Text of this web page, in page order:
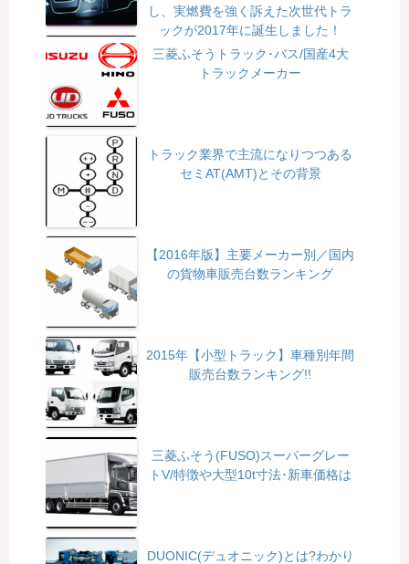
し、実燃費を強く訴えた次世代トラ
ックが2017年に誕生しました！
三菱ふそうトラック･バス/国産4大
トラックメーカー
トラック業界で主流になりつつある
セミAT(AMT)とその背景
【2016年版】主要メーカー別／国内
の貨物車販売台数ランキング
2015年【小型トラック】車種別年間
販売台数ランキング!!
三菱ふそう(FUSO)スーパーグレー
トV/特徴や大型10t寸法･新車価格は
DUONIC(デュオニック)とは?わかり